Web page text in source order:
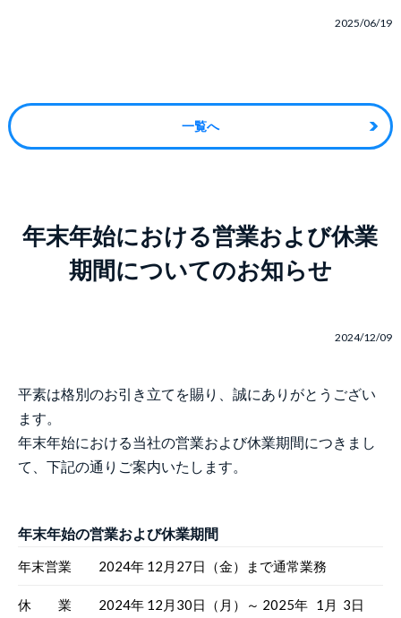
2025/06/19
一覧へ
年末年始における営業および休業
期間についてのお知らせ
2024/12/09
平素は格別のお引き立てを賜り、誠にありがとうござい
ます。
年末年始における当社の営業および休業期間につきまし
て、下記の通りご案内いたします。
年末年始の営業および休業期間
年末営業 2024年 12月27日（金）まで通常業務
休 業
2024年 12月30日（月）～ 2025年 1月 3日